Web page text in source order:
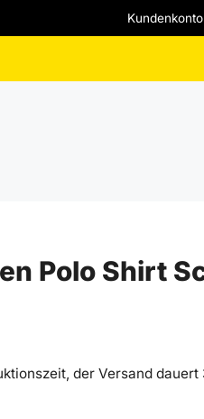
Polo Shirt
der Versand dauert